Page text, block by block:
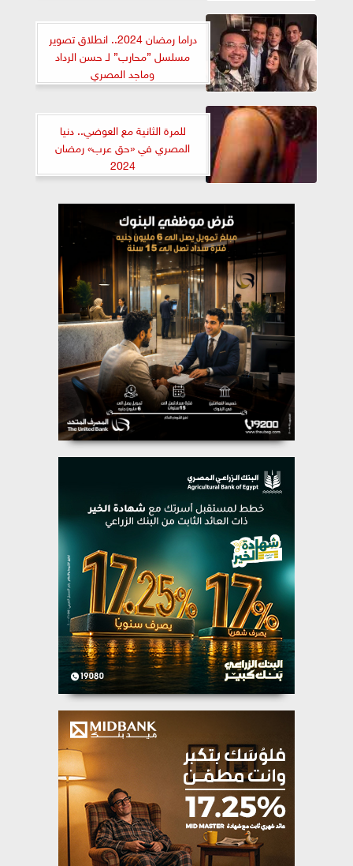
دراما رمضان 2024.. انطلاق تصوير
مسلسل ”محارب” لـ حسن الرداد
وماجد المصري
للمرة الثانية مع العوضي.. دنيا
المصري في «حق عرب» رمضان
2024